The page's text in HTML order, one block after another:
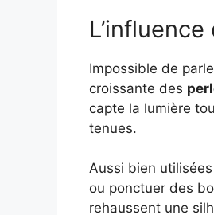
Impossible de
croissante des
capte la lumière
tenues.
Aussi bien
ou ponctuer des
rehaussent une